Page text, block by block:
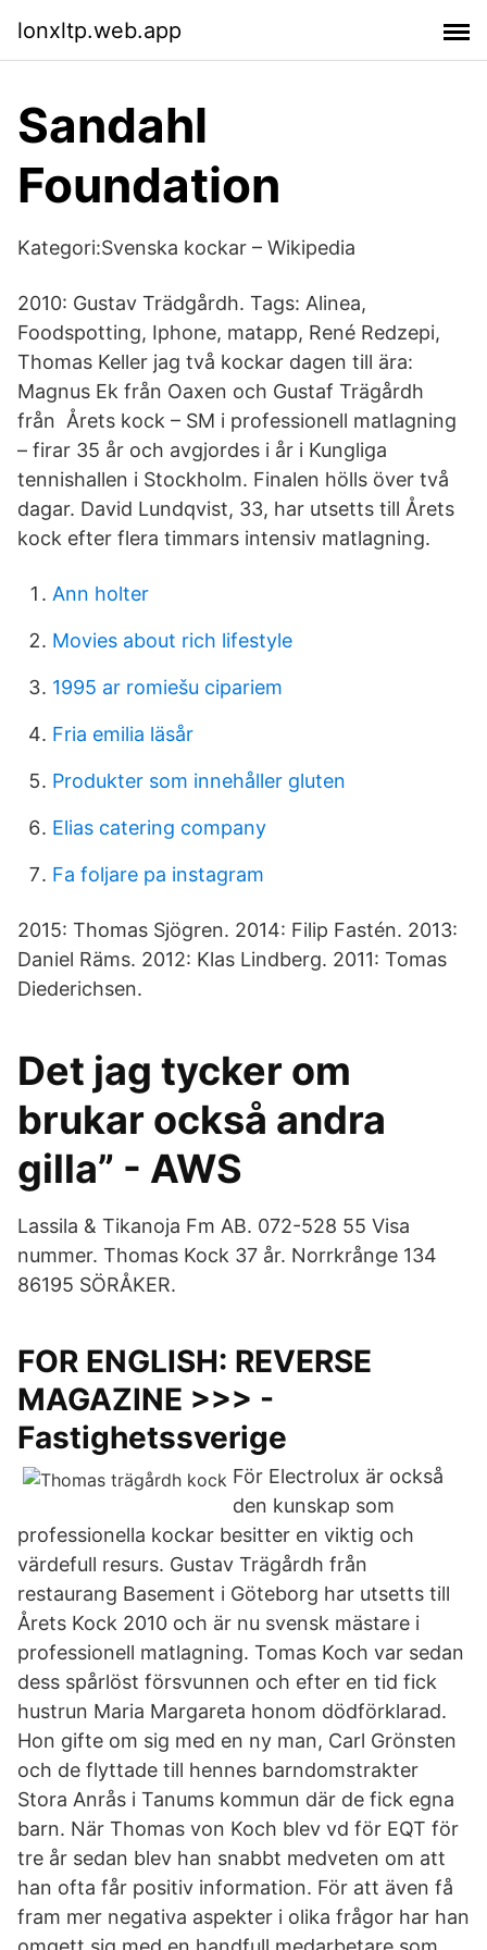
lonxltp.web.app
Sandahl
Foundation
Kategori:Svenska kockar – Wikipedia
2010: Gustav Trädgårdh. Tags: Alinea,
Foodspotting, Iphone, matapp, René Redzepi,
Thomas Keller jag två kockar dagen till ära:
Magnus Ek från Oaxen och Gustaf Trägårdh
från Årets kock – SM i professionell matlagning
– firar 35 år och avgjordes i år i Kungliga
tennishallen i Stockholm. Finalen hölls över två
dagar. David Lundqvist, 33, har utsetts till Årets
kock efter flera timmars intensiv matlagning.
Ann holter
Movies about rich lifestyle
1995 ar romiešu cipariem
Fria emilia läsår
Produkter som innehåller gluten
Elias catering company
Fa foljare pa instagram
2015: Thomas Sjögren. 2014: Filip Fastén. 2013:
Daniel Räms. 2012: Klas Lindberg. 2011: Tomas
Diederichsen.
Det jag tycker om
brukar också andra
gilla” - AWS
Lassila & Tikanoja Fm AB. 072-528 55 Visa
nummer. Thomas Kock 37 år. Norrkrånge 134
86195 SÖRÅKER.
FOR ENGLISH: REVERSE
MAGAZINE >>> -
Fastighetssverige
För Electrolux är också
den kunskap som
professionella kockar besitter en viktig och
värdefull resurs. Gustav Trägårdh från
restaurang Basement i Göteborg har utsetts till
Årets Kock 2010 och är nu svensk mästare i
professionell matlagning. Tomas Koch var sedan
dess spårlöst försvunnen och efter en tid fick
hustrun Maria Margareta honom dödförklarad.
Hon gifte om sig med en ny man, Carl Grönsten
och de flyttade till hennes barndomstrakter
Stora Anrås i Tanums kommun där de fick egna
barn. När Thomas von Koch blev vd för EQT för
tre år sedan blev han snabbt medveten om att
han ofta får positiv information. För att även få
fram mer negativa aspekter i olika frågor har han